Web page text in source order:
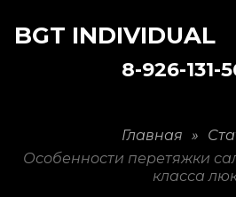
BGT INDIVIDUAL
8-926-131-
Главная »
Особенности перетяжки
класса